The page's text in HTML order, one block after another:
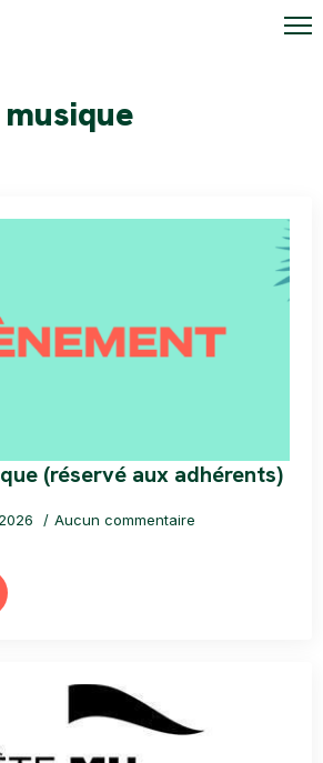
musique
(réservé aux adhérents)
Aucun commentaire